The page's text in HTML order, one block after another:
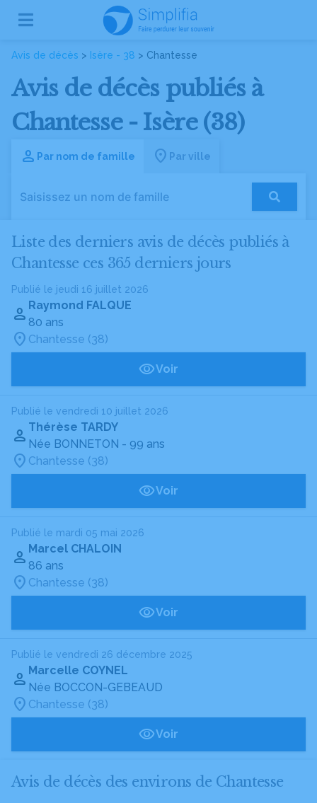
Avis de décès > Isère - 38 > Chantesse
Avis de décès publiés à
Chantesse - Isère (38)
Par nom de famille Par ville
Liste des derniers avis de décès publiés à
Chantesse ces 365 derniers jours
Publié le jeudi 16 juillet 2026
Raymond FALQUE
80 ans
Chantesse (38)
Voir
Publié le vendredi 10 juillet 2026
Thérèse TARDY
Née BONNETON - 99 ans
Chantesse (38)
Voir
Publié le mardi 05 mai 2026
Marcel CHALOIN
86 ans
Chantesse (38)
Voir
Publié le vendredi 26 décembre 2025
Marcelle COYNEL
Née BOCCON-GEBEAUD
Chantesse (38)
Voir
Avis de décès des environs de Chantesse